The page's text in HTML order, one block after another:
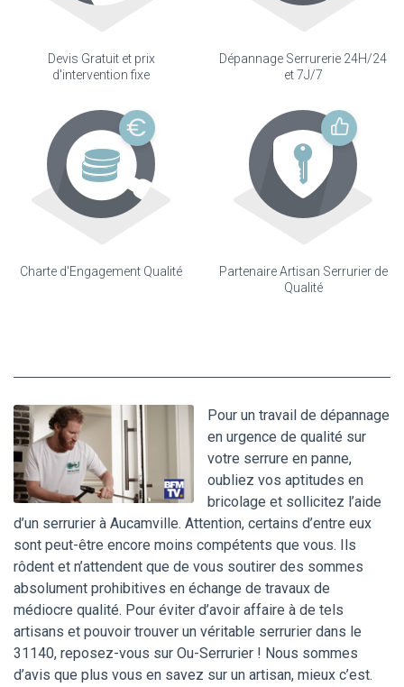
Devis Gratuit et prix
d'intervention fixe
Dépannage Serrurerie 24H/24
et 7J/7
Charte d'Engagement Qualité
Partenaire Artisan Serrurier de
Qualité
Pour un travail de dépannage
en urgence de qualité sur
votre serrure en panne,
oubliez vos aptitudes en
bricolage et sollicitez l’aide
d’un serrurier à Aucamville. Attention, certains d’entre eux
sont peut-être encore moins compétents que vous. Ils
rôdent et n’attendent que de vous soutirer des sommes
absolument prohibitives en échange de travaux de
médiocre qualité. Pour éviter d’avoir affaire à de tels
artisans et pouvoir trouver un véritable serrurier dans le
31140, reposez-vous sur Ou-Serrurier ! Nous sommes
d’avis que plus vous en savez sur un artisan, mieux c’est.